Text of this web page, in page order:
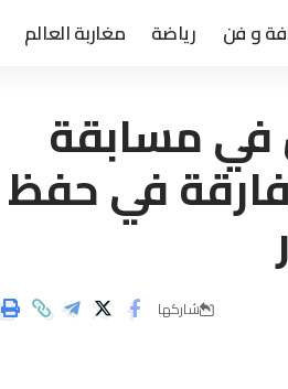
و فن رياضة مغاربة العالم
في مسابقة
في حفظ
شاركها